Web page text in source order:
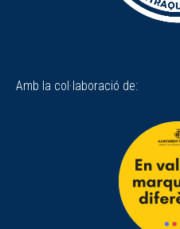
Amb la col·laboració de: